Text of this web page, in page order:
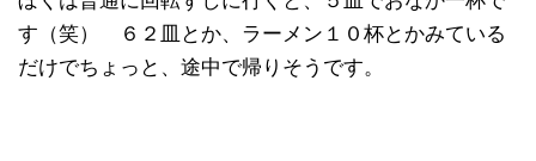
す（笑） ６２皿とか、ラーメン１０杯とかみている
だけでちょっと、途中で帰りそうです。